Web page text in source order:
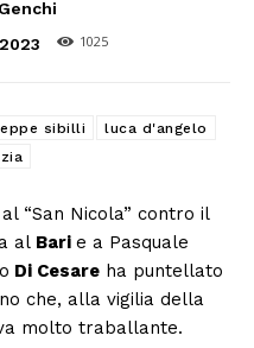
1025
sibilli
luca d'angelo
“San Nicola” contro il
al Bari e a Pasquale
Di Cesare ha puntellato
che, alla vigilia della
molto traballante.